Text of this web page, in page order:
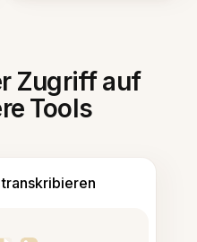
Zugriff auf
Tools